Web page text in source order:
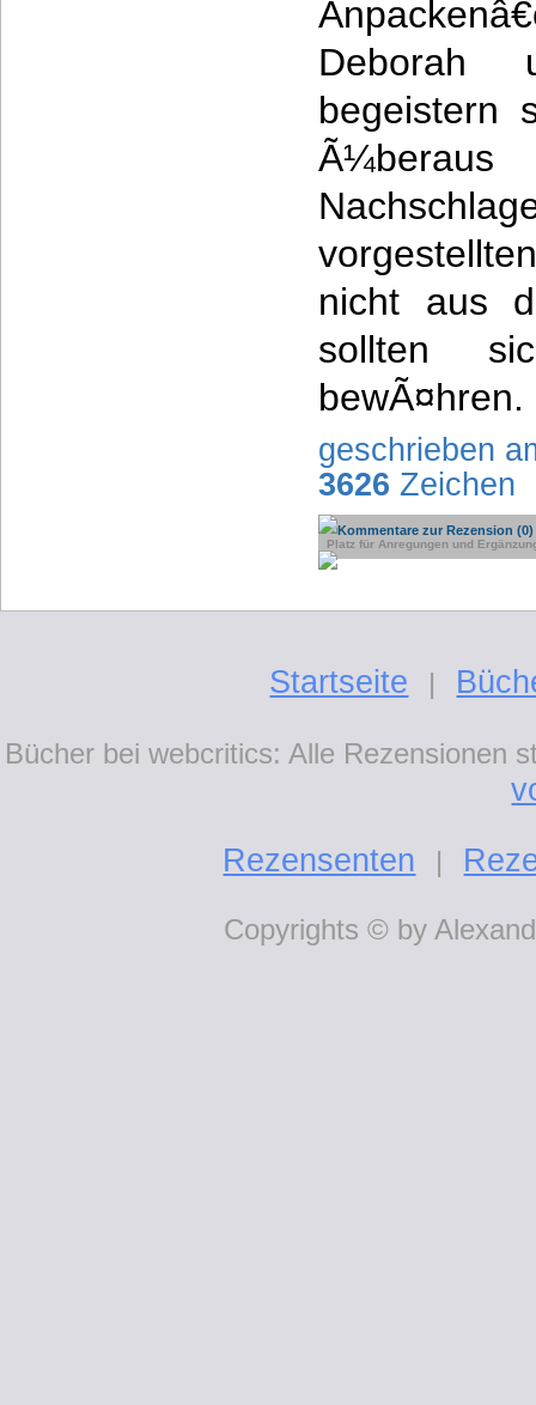
Deborah
begeistern
nicht aus
sollten
bewÃ¤hren.
geschrieben
3626 Zeichen
Kommentare zur Rezension (0)
Platz für Anregungen und
Startseite |
Bücher bei webcritics: Alle Rezensionen
Rezensenten
|
Copyrights © by